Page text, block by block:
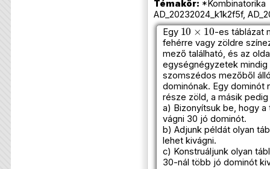
Témakör:
AD_20232024_k1k2f5f,
Egy
10×10
-es táblázat
fehérre vagy zöldre
mező található, és az
egységnégyzetek
szomszédos mezőből
dominónak. Egy dominót
része zöld, a másik
a) Bizonyítsuk be, hogy
vágni 30 jó dominót.
b) Adjunk példát olyan
lehet kivágni.
c) Konstruáljunk olyan
30-nál több jó dominót